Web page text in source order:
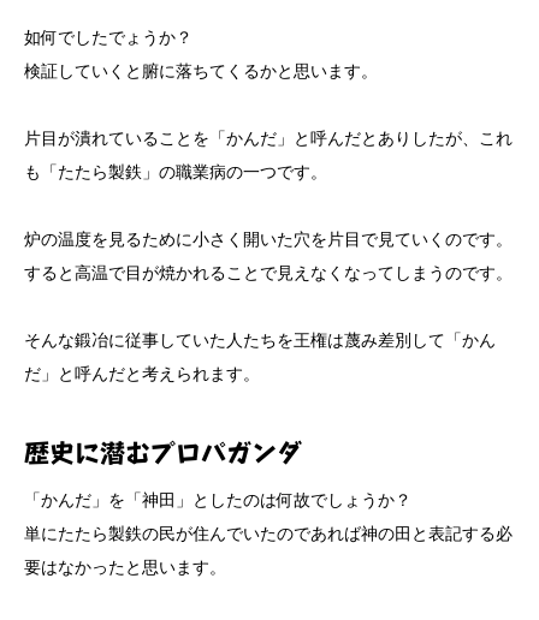
如何でしたでょうか？
検証していくと腑に落ちてくるかと思います。
片目が潰れていることを「かんだ」と呼んだとありしたが、これ
も「たたら製鉄」の職業病の一つです。
炉の温度を見るために小さく開いた穴を片目で見ていくのです。
すると高温で目が焼かれることで見えなくなってしまうのです。
そんな鍛冶に従事していた人たちを王権は蔑み差別して「かん
だ」と呼んだと考えられます。
歴史に潜むプロパガンダ
「かんだ」を「神田」としたのは何故でしょうか？
単にたたら製鉄の民が住んでいたのであれば神の田と表記する必
要はなかったと思います。